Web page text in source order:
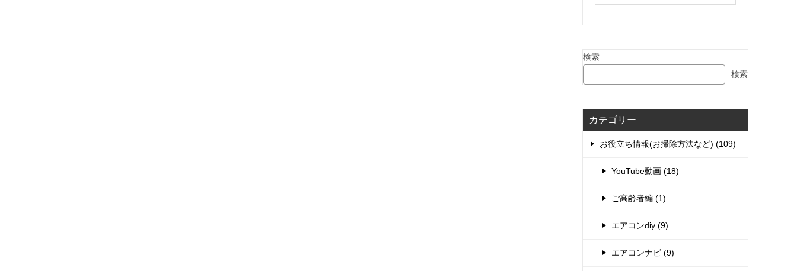
検索
検索
カテゴリー
お役立ち情報(お掃除方法など) (109)
YouTube動画 (18)
ご高齢者編 (1)
エアコンdiy (9)
エアコンナビ (9)